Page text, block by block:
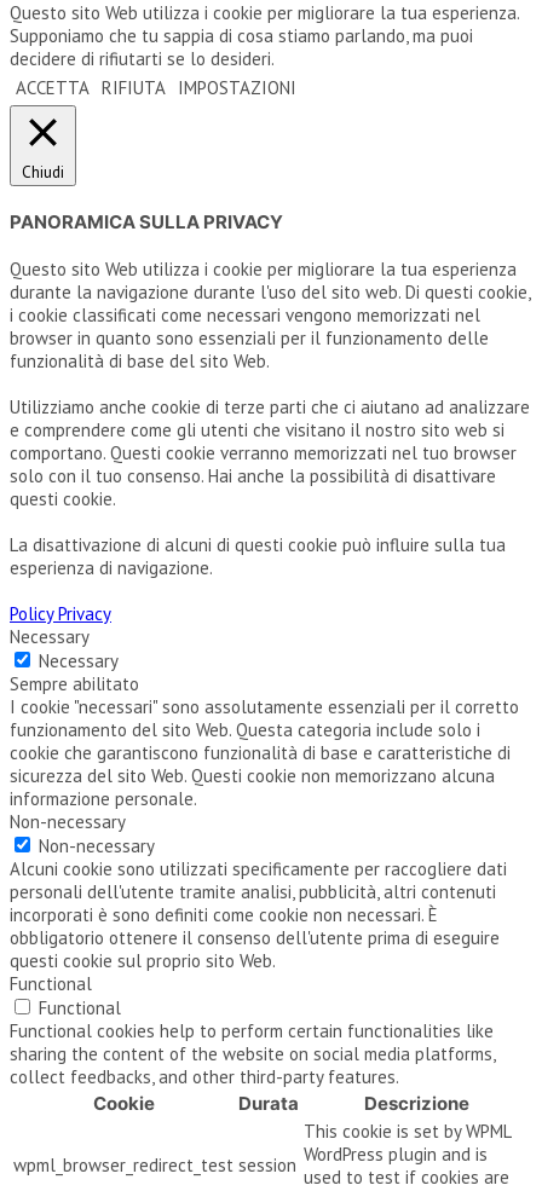
Questo sito Web utilizza i cookie per migliorare la tua esperienza.
Supponiamo che tu sappia di cosa stiamo parlando, ma puoi
decidere di rifiutarti se lo desideri.
ACCETTA RIFIUTA IMPOSTAZIONI
Chiudi
PANORAMICA SULLA PRIVACY
Questo sito Web utilizza i cookie per migliorare la tua esperienza
durante la navigazione durante l'uso del sito web. Di questi cookie,
i cookie classificati come necessari vengono memorizzati nel
browser in quanto sono essenziali per il funzionamento delle
funzionalità di base del sito Web.
Utilizziamo anche cookie di terze parti che ci aiutano ad analizzare
e comprendere come gli utenti che visitano il nostro sito web si
comportano. Questi cookie verranno memorizzati nel tuo browser
solo con il tuo consenso. Hai anche la possibilità di disattivare
questi cookie.
La disattivazione di alcuni di questi cookie può influire sulla tua
esperienza di navigazione.
Policy Privacy
Necessary
Necessary
Sempre abilitato
I cookie "necessari" sono assolutamente essenziali per il corretto
funzionamento del sito Web. Questa categoria include solo i
cookie che garantiscono funzionalità di base e caratteristiche di
sicurezza del sito Web. Questi cookie non memorizzano alcuna
informazione personale.
Non-necessary
Non-necessary
Alcuni cookie sono utilizzati specificamente per raccogliere dati
personali dell'utente tramite analisi, pubblicità, altri contenuti
incorporati è sono definiti come cookie non necessari. È
obbligatorio ottenere il consenso dell'utente prima di eseguire
questi cookie sul proprio sito Web.
Functional
Functional
Functional cookies help to perform certain functionalities like
sharing the content of the website on social media platforms,
collect feedbacks, and other third-party features.
Cookie
Durata Descrizione
wpml_browser_redirect_test session
This cookie is set by WPML
WordPress plugin and is
used to test if cookies are